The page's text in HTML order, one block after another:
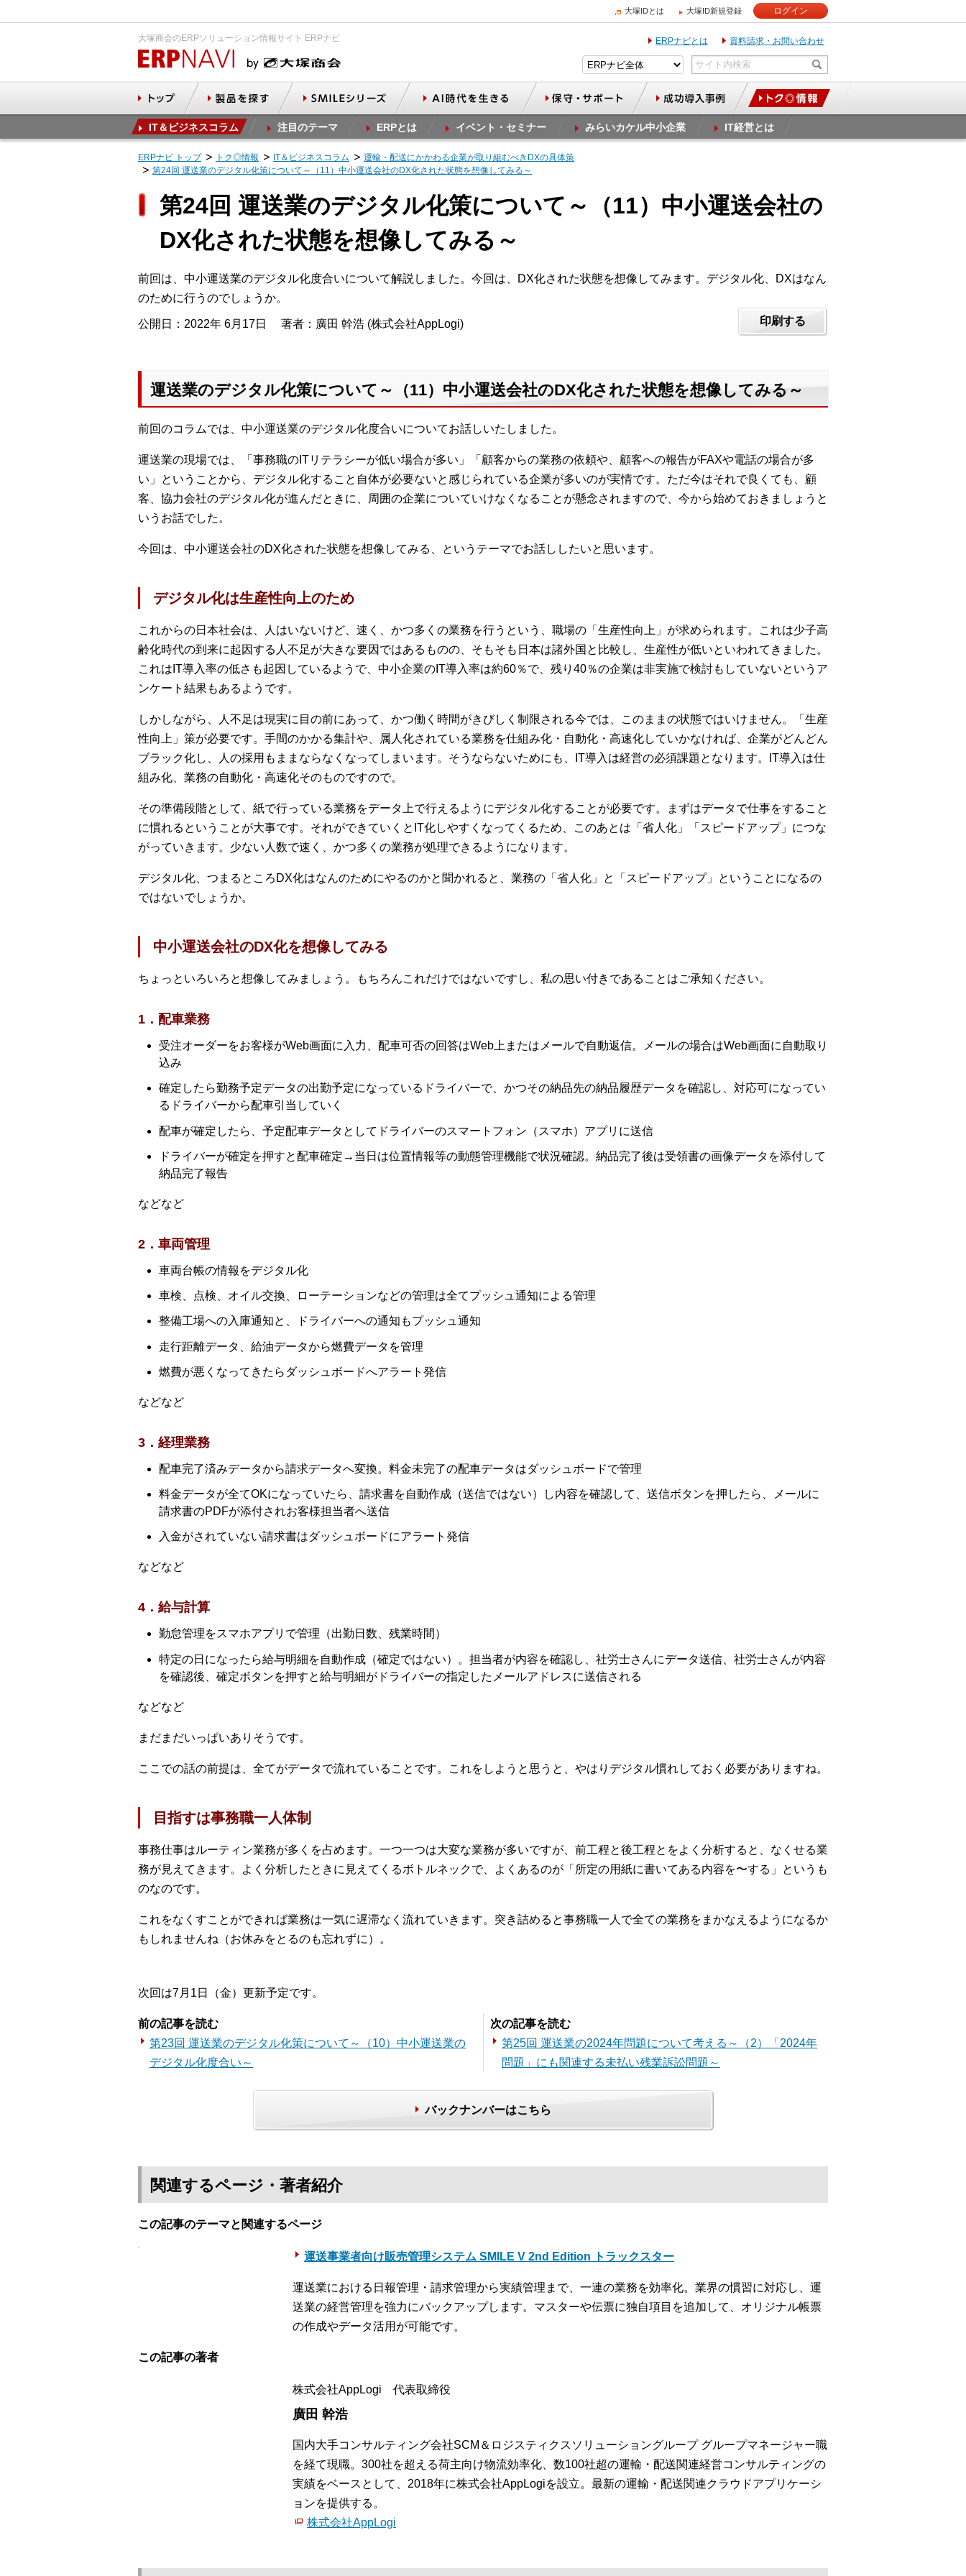
大塚IDとは 大塚ID新規登録 ログイン
大塚商会のERPソリューション情報サイト ERPナビ ERPナビとは 資料請求・お問い合わせ
IT＆ビジネスコラム 注目のテーマ ERPとは イベント・セミナー みらいカケル中小企業 IT経営とは
ERPナビ トップ トク◎情報 IT＆ビジネスコラム
運輸・配送にかかわる企業が取り組むべきDXの具体策
第24回 運送業のデジタル化策について～（11）中小運送会社のDX化された状態を想像してみる～
第24回 運送業のデジタル化策について～（11）中小運送会社の
DX化された状態を想像してみる～
前回は、中小運送業のデジタル化度合いについて解説しました。今回は、DX化された状態を想像してみます。デジタル化、DXはなん
のために行うのでしょうか。
公開日：2022年 6月17日 著者：廣田 幹浩 (株式会社AppLogi) 印刷する
運送業のデジタル化策について～（11）中小運送会社のDX化された状態を想像してみる～
前回のコラムでは、中小運送業のデジタル化度合いについてお話しいたしました。
運送業の現場では、「事務職のITリテラシーが低い場合が多い」「顧客からの業務の依頼や、顧客への報告がFAXや電話の場合が多
い」ということから、デジタル化すること自体が必要ないと感じられている企業が多いのが実情です。ただ今はそれで良くても、顧
客、協力会社のデジタル化が進んだときに、周囲の企業についていけなくなることが懸念されますので、今から始めておきましょうと
いうお話でした。
今回は、中小運送会社のDX化された状態を想像してみる、というテーマでお話ししたいと思います。
デジタル化は生産性向上のため
これからの日本社会は、人はいないけど、速く、かつ多くの業務を行うという、職場の「生産性向上」が求められます。これは少子高
齢化時代の到来に起因する人不足が大きな要因ではあるものの、そもそも日本は諸外国と比較し、生産性が低いといわれてきました。
これはIT導入率の低さも起因しているようで、中小企業のIT導入率は約60％で、残り40％の企業は非実施で検討もしていないというア
ンケート結果もあるようです。
しかしながら、人不足は現実に目の前にあって、かつ働く時間がきびしく制限される今では、このままの状態ではいけません。「生産
性向上」策が必要です。手間のかかる集計や、属人化されている業務を仕組み化・自動化・高速化していかなければ、企業がどんどん
ブラック化し、人の採用もままならなくなってしまいます。そうならないためにも、IT導入は経営の必須課題となります。IT導入は仕
組み化、業務の自動化・高速化そのものですので。
その準備段階として、紙で行っている業務をデータ上で行えるようにデジタル化することが必要です。まずはデータで仕事をすること
に慣れるということが大事です。それができていくとIT化しやすくなってくるため、このあとは「省人化」「スピードアップ」につな
がっていきます。少ない人数で速く、かつ多くの業務が処理できるようになります。
デジタル化、つまるところDX化はなんのためにやるのかと聞かれると、業務の「省人化」と「スピードアップ」ということになるの
ではないでしょうか。
中小運送会社のDX化を想像してみる
ちょっといろいろと想像してみましょう。もちろんこれだけではないですし、私の思い付きであることはご承知ください。
1．配車業務
受注オーダーをお客様がWeb画面に入力、配車可否の回答はWeb上またはメールで自動返信。メールの場合はWeb画面に自動取り
込み
確定したら勤務予定データの出勤予定になっているドライバーで、かつその納品先の納品履歴データを確認し、対応可になってい
るドライバーから配車引当していく
配車が確定したら、予定配車データとしてドライバーのスマートフォン（スマホ）アプリに送信
ドライバーが確定を押すと配車確定→当日は位置情報等の動態管理機能で状況確認。納品完了後は受領書の画像データを添付して
納品完了報告
などなど
2．車両管理
車両台帳の情報をデジタル化
車検、点検、オイル交換、ローテーションなどの管理は全てプッシュ通知による管理
整備工場への入庫通知と、ドライバーへの通知もプッシュ通知
走行距離データ、給油データから燃費データを管理
燃費が悪くなってきたらダッシュボードへアラート発信
などなど
3．経理業務
配車完了済みデータから請求データへ変換。料金未完了の配車データはダッシュボードで管理
料金データが全てOKになっていたら、請求書を自動作成（送信ではない）し内容を確認して、送信ボタンを押したら、メールに
請求書のPDFが添付されお客様担当者へ送信
入金がされていない請求書はダッシュボードにアラート発信
などなど
4．給与計算
勤怠管理をスマホアプリで管理（出勤日数、残業時間）
特定の日になったら給与明細を自動作成（確定ではない）。担当者が内容を確認し、社労士さんにデータ送信、社労士さんが内容
を確認後、確定ボタンを押すと給与明細がドライバーの指定したメールアドレスに送信される
などなど
まだまだいっぱいありそうです。
ここでの話の前提は、全てがデータで流れていることです。これをしようと思うと、やはりデジタル慣れしておく必要がありますね。
目指すは事務職一人体制
事務仕事はルーティン業務が多くを占めます。一つ一つは大変な業務が多いですが、前工程と後工程とをよく分析すると、なくせる業
務が見えてきます。よく分析したときに見えてくるボトルネックで、よくあるのが「所定の用紙に書いてある内容を〜する」というも
のなのです。
これをなくすことができれば業務は一気に遅滞なく流れていきます。突き詰めると事務職一人で全ての業務をまかなえるようになるか
もしれませんね（お休みをとるのも忘れずに）。
次回は7月1日（金）更新予定です。
前の記事を読む
第23回 運送業のデジタル化策について～（10）中小運送業の
デジタル化度合い～
次の記事を読む
第25回 運送業の2024年問題について考える～（2）「2024年
問題」にも関連する未払い残業訴訟問題～
バックナンバーはこちら
関連するページ・著者紹介
この記事のテーマと関連するページ
運送事業者向け販売管理システム SMILE V 2nd Edition トラックスター
運送業における日報管理・請求管理から実績管理まで、一連の業務を効率化。業界の慣習に対応し、運
送業の経営管理を強力にバックアップします。マスターや伝票に独自項目を追加して、オリジナル帳票
の作成やデータ活用が可能です。
この記事の著者
株式会社AppLogi 代表取締役
廣田 幹浩
国内大手コンサルティング会社SCM＆ロジスティクスソリューショングループ グループマネージャー職
を経て現職。300社を超える荷主向け物流効率化、数100社超の運輸・配送関連経営コンサルティングの
実績をベースとして、2018年に株式会社AppLogiを設立。最新の運輸・配送関連クラウドアプリケーシ
ョンを提供する。
株式会社AppLogi